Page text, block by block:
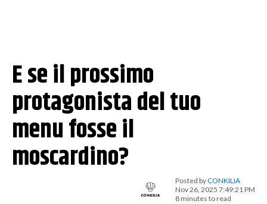
E se il prossimo
protagonista del tuo
menu fosse il
moscardino?
Posted byCONKILIA
Nov 26, 2025 7:49:21 PM
8 minutes to read